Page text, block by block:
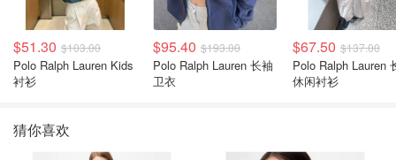
$51.30 $103.00
Polo Ralph Lauren Kids
衬衫
$95.40 $193.00
Polo Ralph Lauren 长袖
卫衣
$67.50 $137.00
Polo Ralph Lauren
休闲衬衫
猜你喜欢